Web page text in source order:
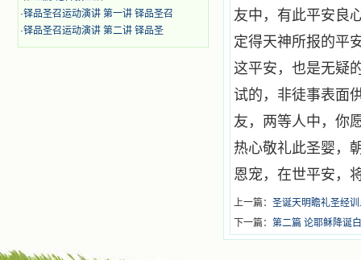
·铎品圣召运动演讲 第一讲 铎品圣召
·铎品圣召运动演讲 第二讲 铎品圣
友中，有此平安良
定得天神所报的平
这平安，也是无疑
试的，非徒事表面
友，两等人中，你
热心敬礼此圣婴，
恩宠，在世平安，
上一篇： 圣诞天明瞻礼圣经
下一篇： 第二篇 论耶稣降诞